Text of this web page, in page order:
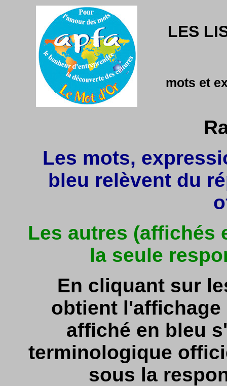
LES
mots et
Les mots,
bleu relèvent du
Les autres (affichés
la seule
En cliquant sur
obtient
affiché en bleu
terminologique
sous la